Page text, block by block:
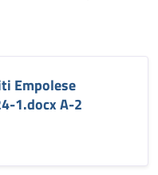
Empolese
1.docx A-2